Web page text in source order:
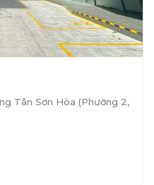
Tân Sơn Hòa (Phường 2,